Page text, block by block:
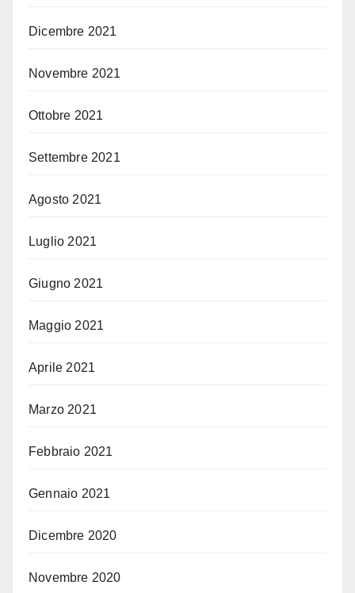
Dicembre 2021
Novembre 2021
Ottobre 2021
Settembre 2021
Agosto 2021
Luglio 2021
Giugno 2021
Maggio 2021
Aprile 2021
Marzo 2021
Febbraio 2021
Gennaio 2021
Dicembre 2020
Novembre 2020